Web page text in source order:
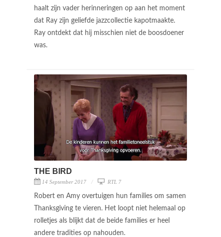
haalt zijn vader herinneringen op aan het moment
dat Ray zijn geliefde jazzcollectie kapotmaakte.
Ray ontdekt dat hij misschien niet de boosdoener
was.
THE BIRD
14 September 2017 RTL 7
Robert en Amy overtuigen hun families om samen
Thanksgiving te vieren. Het loopt niet helemaal op
rolletjes als blijkt dat de beide families er heel
andere tradities op nahouden.